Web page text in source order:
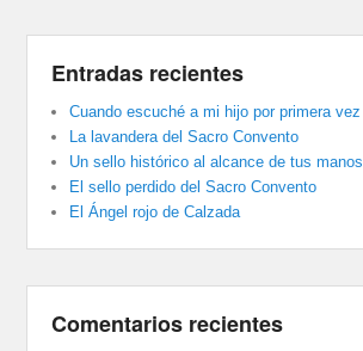
Entradas recientes
Cuando escuché a mi hijo por primera vez
La lavandera del Sacro Convento
Un sello histórico al alcance de tus manos
El sello perdido del Sacro Convento
El Ángel rojo de Calzada
Comentarios recientes